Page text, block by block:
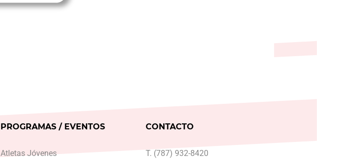
PROGRAMAS / EVENTOS
Atletas Jóvenes
CONTACTO
T. (787) 932-8420